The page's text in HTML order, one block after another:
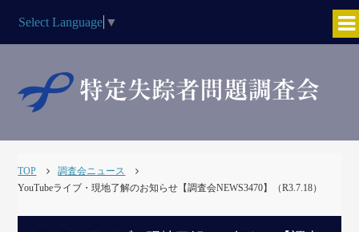
Select Language ▼
TOP
調査会ニュース
YouTubeライブ・現地了解のお知らせ【調査会NEWS3470】（R3.7.18）